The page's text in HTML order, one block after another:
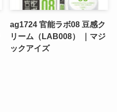
ag1724 官能ラボ08 豆感ク
リーム（LAB008） ｜マジ
ックアイズ